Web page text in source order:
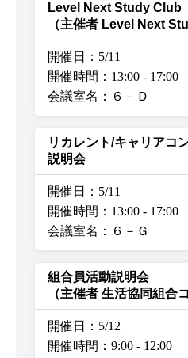
Level Next Study
（主催者 Level Next
開催日：5/11
開催時間：13:00 - 17:00
会議室名：６－Ｄ
リカレント/キャリアコ
説明会
開催日：5/11
開催時間：13:00 - 17:00
会議室名：６－Ｇ
組合員活動説明会
（主催者 生活協同組合
開催日：5/12
開催時間：9:00 - 12:00